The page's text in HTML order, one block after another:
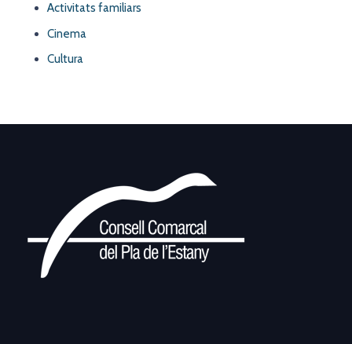
Activitats familiars
Cinema
Cultura